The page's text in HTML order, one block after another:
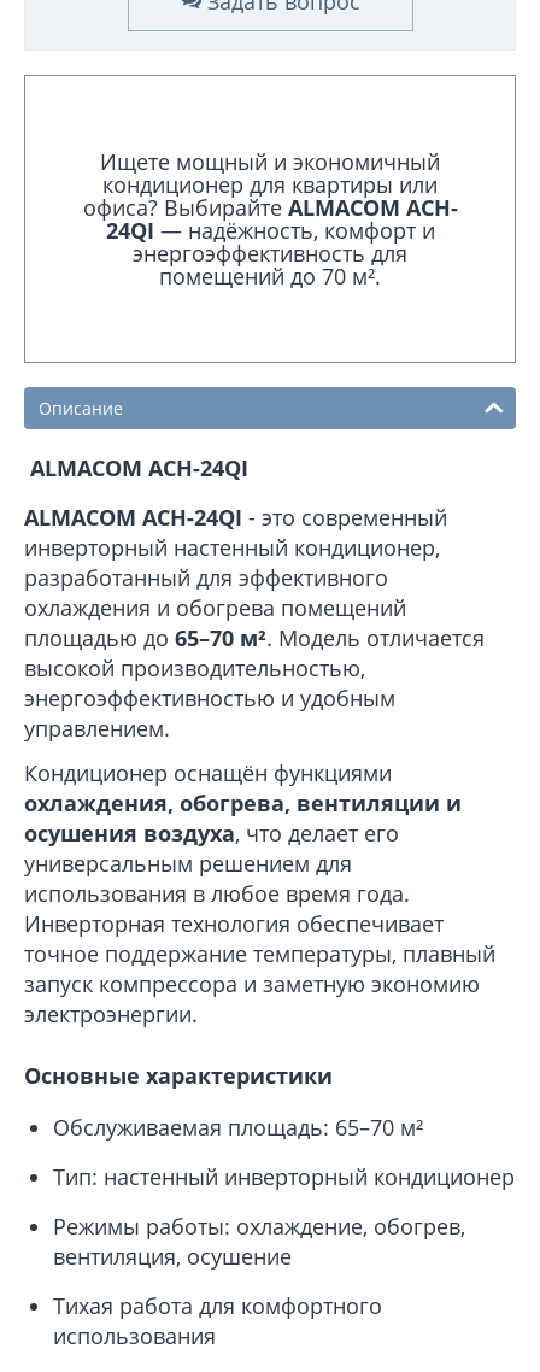
Ищете мощный и экономичный
кондиционер для квартиры или
офиса? Выбирайте ALMACOM ACH-
24QI — надёжность, комфорт и
энергоэффективность для
помещений до 70 м².
Описание
ALMACOM ACH-24QI
ALMACOM ACH-24QI - это современный
инверторный настенный кондиционер,
разработанный для эффективного
охлаждения и обогрева помещений
площадью до 65–70 м². Модель отличается
высокой производительностью,
энергоэффективностью и удобным
управлением.
Кондиционер оснащён функциями
охлаждения, обогрева, вентиляции и
осушения воздуха, что делает его
универсальным решением для
использования в любое время года.
Инверторная технология обеспечивает
точное поддержание температуры, плавный
запуск компрессора и заметную экономию
электроэнергии.
Основные характеристики
Обслуживаемая площадь: 65–70 м²
Тип: настенный инверторный кондиционер
Режимы работы: охлаждение, обогрев,
вентиляция, осушение
Тихая работа для комфортного
использования